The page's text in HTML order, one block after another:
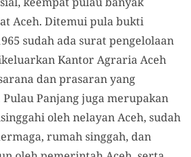
Aceh. Ditemui pula bukti
sudah ada surat pengelolaan
Kantor Agraria Aceh
dan prasaran yang
Panjang juga merupakan
oleh nelayan Aceh, sudah
rumah singgah, dan